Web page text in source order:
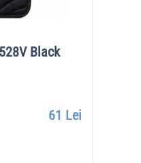
Black
61 Lei